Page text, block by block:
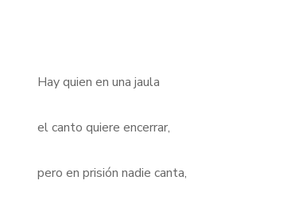
Hay quien en una jaula
el canto quiere encerrar,
pero en prisión nadie canta,